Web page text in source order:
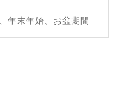
年末年始、お盆期間